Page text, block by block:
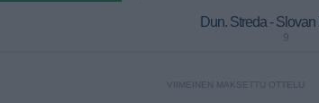
Dun. Streda -
9
VIIMEINEN MAKSETTU OTTELU